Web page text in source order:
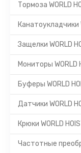
Тормоза WORLD
Канатоукладчики
Защелки WORLD
Мониторы WORLD
Буферы WORLD
Датчики WORLD
Крюки WORLD
Частотные